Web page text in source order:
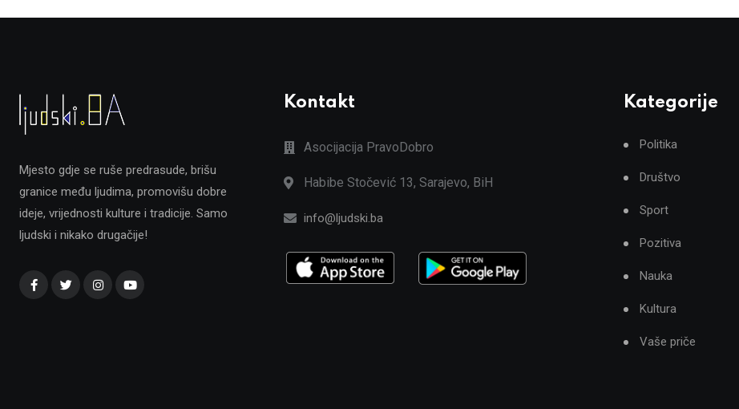
Mjesto gdje se ruše predrasude, brišu
granice među ljudima, promovišu dobre
ideje, vrijednosti kulture i tradicije. Samo
ljudski i nikako drugačije!
Kontakt
Asocijacija PravoDobro
Habibe Stočević 13, Sarajevo, BiH
info@ljudski.ba
Kategorije
Politika
Društvo
Sport
Pozitiva
Nauka
Kultura
Vaše priče